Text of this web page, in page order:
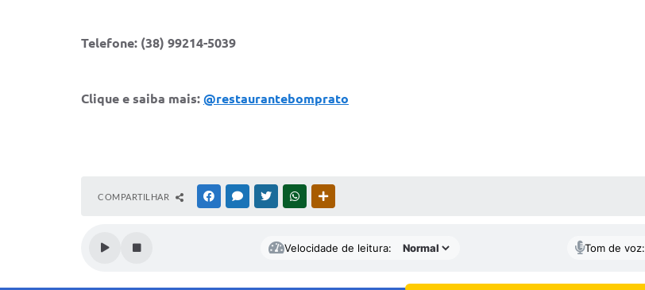
Telefone: (38) 99214-5039
Clique e saiba mais: @restaurantebomprato
COMPARTILHAR FACEBOOKMESSENGER
TWITTERWHATSAPP
Velocidade de leitura: Tom de voz: